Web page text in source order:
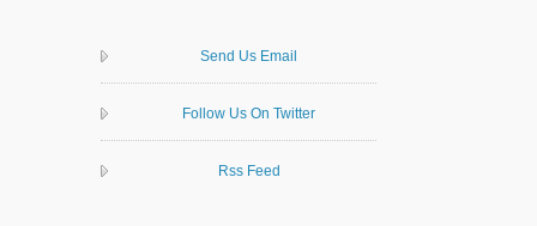
Send Us Email
Follow Us On Twitter
Rss Feed